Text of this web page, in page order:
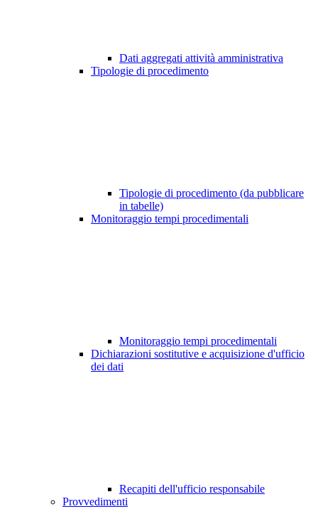
Dati aggregati attività amministrativa
Tipologie di procedimento
Tipologie di procedimento (da pubblicare
in tabelle)
Monitoraggio tempi procedimentali
Monitoraggio tempi procedimentali
Dichiarazioni sostitutive e acquisizione d'ufficio
dei dati
Recapiti dell'ufficio responsabile
Provvedimenti